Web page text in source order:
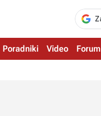
Poradniki Video Forum